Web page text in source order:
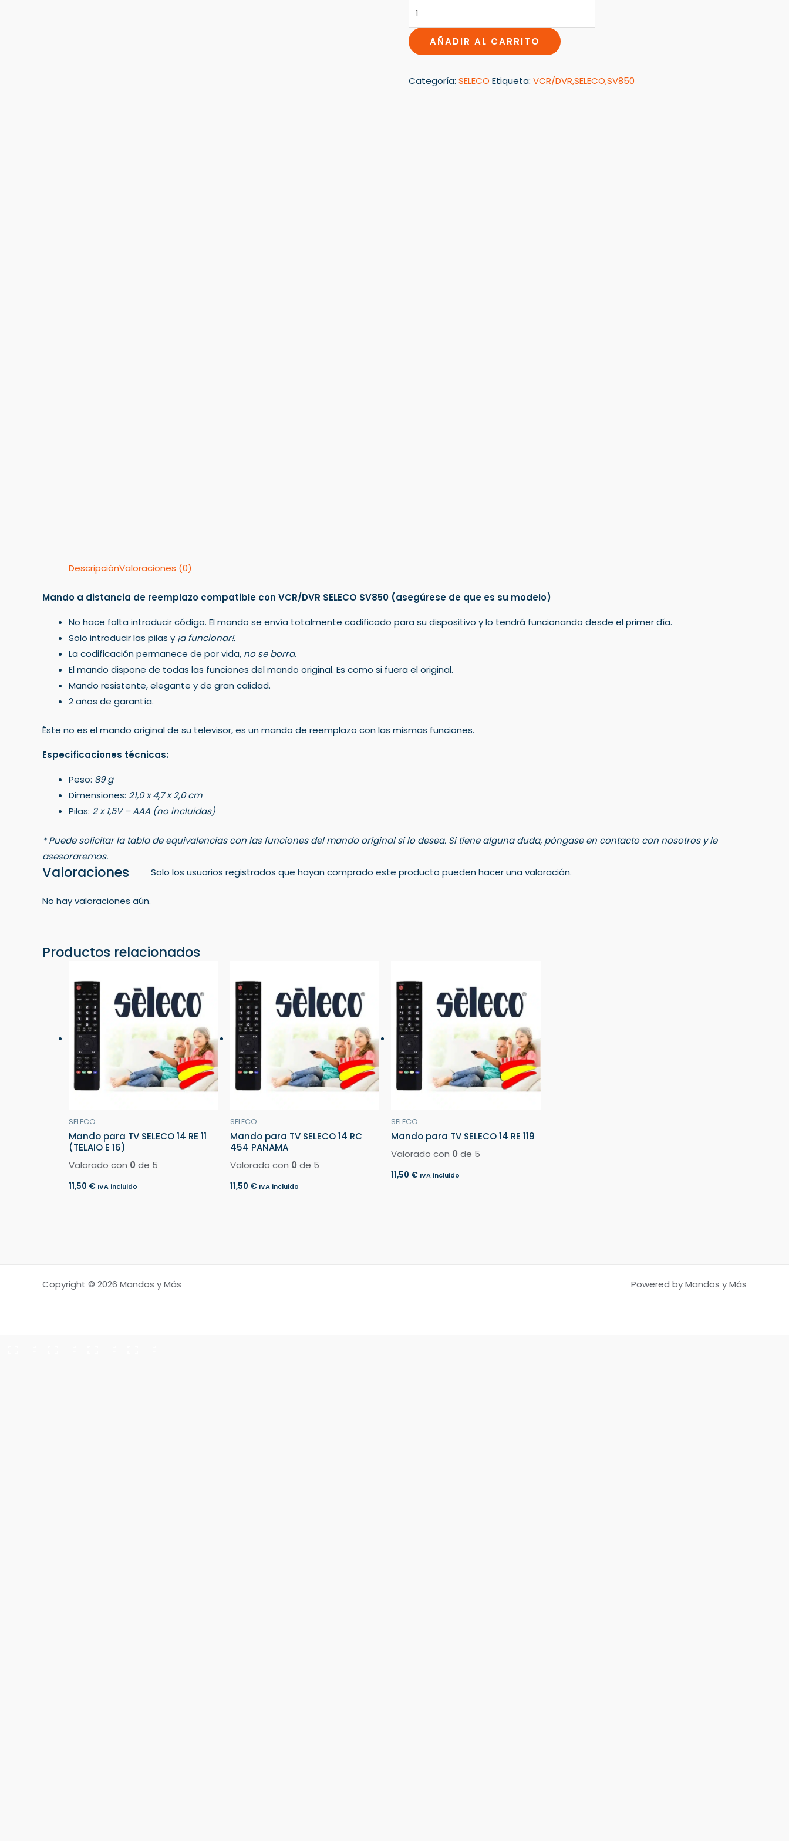
AÑADIR AL CARRITO
Categoría: SELECO Etiqueta: VCR/DVR,SELECO,SV850
DescripciónValoraciones (0)
Mando a distancia de reemplazo compatible con VCR/DVR SELECO SV850 (asegúrese de que es su modelo)
No hace falta introducir código. El mando se envía totalmente codificado para su dispositivo y lo tendrá funcionando desde el primer día.
Solo introducir las pilas y ¡a funcionar!.
La codificación permanece de por vida, no se borra.
El mando dispone de todas las funciones del mando original. Es como si fuera el original.
Mando resistente, elegante y de gran calidad.
2 años de garantía.
Éste no es el mando original de su televisor, es un mando de reemplazo con las mismas funciones.
Especificaciones técnicas:
Peso: 89 g
Dimensiones: 21,0 x 4,7 x 2,0 cm
Pilas: 2 x 1,5V – AAA (no incluidas)
* Puede solicitar la tabla de equivalencias con las funciones del mando original si lo desea. Si tiene alguna duda, póngase en contacto con nosotros y le
asesoraremos.
Valoraciones
No hay valoraciones aún.
Solo los usuarios registrados que hayan comprado este producto pueden hacer una valoración.
Productos relacionados
SELECO
Mando para TV SELECO 14 RE 11
(TELAIO E 16)
Valorado con 0 de 5
11,50 € IVA incluido
SELECO
Mando para TV SELECO 14 RC
454 PANAMA
Valorado con 0 de 5
11,50 € IVA incluido
SELECO
Mando para TV SELECO 14 RE 119
Valorado con 0 de 5
11,50 € IVA incluido
Copyright © 2026 Mandos y Más Powered by Mandos y Más